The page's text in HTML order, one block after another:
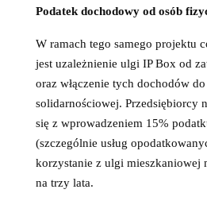
Podatek dochodowy od osób
W ramach tego samego projektu
jest uzależnienie ulgi IP Box od
oraz włączenie tych dochodów
solidarnościowej. Przedsiębiorcy
się z wprowadzeniem 15%
(szczególnie usług
korzystanie z ulgi mieszkaniowej
na trzy lata.